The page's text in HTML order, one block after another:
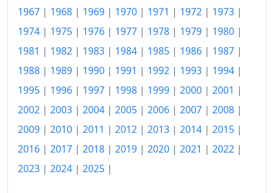
2019
118.27
2020
118.77
2021
120.96
2022
130.27
2023
134.58
136.44
2025
1967 | 1968 | 1969 | 1970 | 1971 | 1972 | 1973 |
1974 | 1975 | 1976 | 1977 | 1978 | 1979 | 1980 |
1981 | 1982 | 1983 | 1984 | 1985 | 1986 | 1987 |
1988 | 1989 | 1990 | 1991 | 1992 | 1993 | 1994 |
1995 | 1996 | 1997 | 1998 | 1999 | 2000 | 2001 |
2002 | 2003 | 2004 | 2005 | 2006 | 2007 | 2008 |
2009 | 2010 | 2011 | 2012 | 2013 | 2014 | 2015 |
2016 | 2017 | 2018 | 2019 | 2020 | 2021 | 2022 |
2023 | 2024 | 2025 |